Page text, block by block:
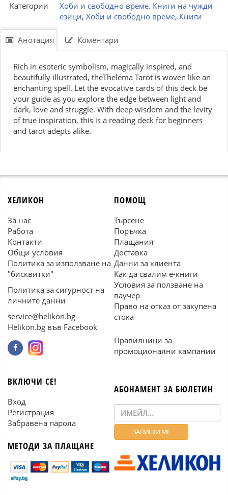
Категории
Хоби и свободно време. Книги на чужди
езици, Хоби и свободно време, Книги
Анотация Коментари
Rich in esoteric symbolism, magically inspired, and
beautifully illustrated, theThelema Tarot is woven like an
enchanting spell. Let the evocative cards of this deck be
your guide as you explore the edge between light and
dark, love and struggle. With deep wisdom and the levity
of true inspiration, this is a reading deck for beginners
and tarot adepts alike.
ХЕЛИКОН
За нас
Работа
Контакти
Общи условия
Политика за използване на
"бисквитки"
Политика за сигурност на
личните данни
service@helikon.bg
Helikon.bg във Facebook
ПОМОЩ
Търсене
Поръчка
Плащания
Доставка
Данни за клиента
Как да свалим е-книги
Условия за ползване на
ваучер
Право на отказ от закупена
стока
Правилници за
промоционални кампании
ВКЛЮЧИ СЕ!
Вход
Регистрация
Забравена парола
МЕТОДИ ЗА ПЛАЩАНЕ
АБОНАМЕНТ ЗА БЮЛЕТИН